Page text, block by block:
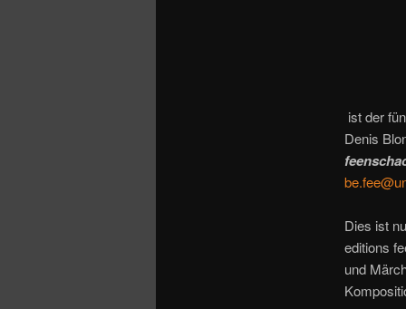
ist der
Denis
Dies ist
editions
und